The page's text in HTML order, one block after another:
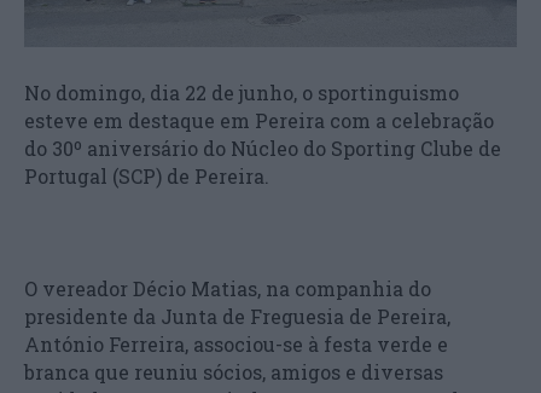
No domingo, dia 22 de junho, o sportinguismo
esteve em destaque em Pereira com a celebração
do 30º aniversário do Núcleo do Sporting Clube de
Portugal (SCP) de Pereira.
O vereador Décio Matias, na companhia do
presidente da Junta de Freguesia de Pereira,
António Ferreira, associou-se à festa verde e
branca que reuniu sócios, amigos e diversas